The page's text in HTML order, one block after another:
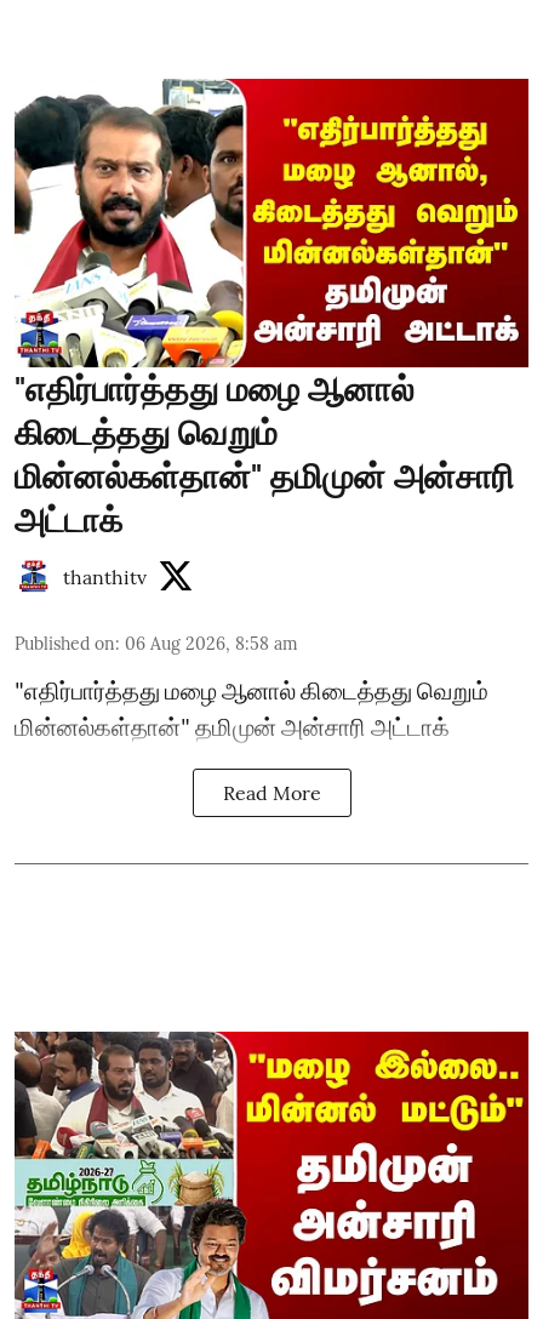
"எதிர்பார்த்தது மழை ஆனால்
கிடைத்தது வெறும்
மின்னல்கள்தான்" தமிமுன் அன்சாரி
அட்டாக்
thanthitv
Published on: 06 Aug 2026, 8:58 am
"எதிர்பார்த்தது மழை ஆனால் கிடைத்தது வெறும்
மின்னல்கள்தான்" தமிமுன் அன்சாரி அட்டாக்
Read More